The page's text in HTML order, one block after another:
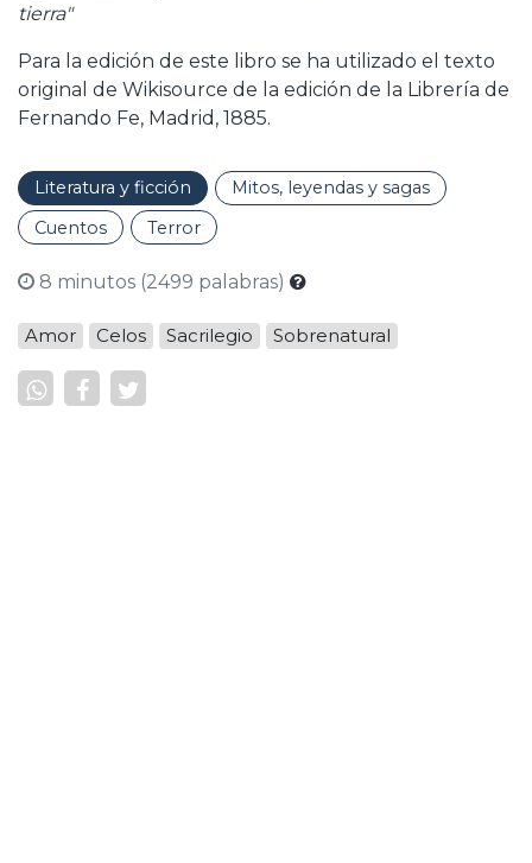
tierra"
Para la edición de este libro se ha utilizado el texto
original de Wikisource de la edición de la Librería de
Fernando Fe, Madrid, 1885.
Literatura y ficción
Mitos, leyendas y sagas
Cuentos
Terror
8 minutos (2499 palabras)
Amor Celos Sacrilegio Sobrenatural